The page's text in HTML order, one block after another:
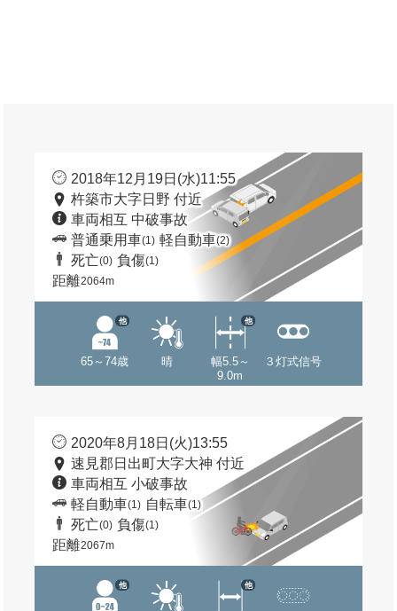
2018年12月19日(水)11:55
杵築市大字日野 付近
車両相互 中破事故
普通乗用車(1) 軽自動車(2)
死亡(0) 負傷(1)
距離2064m
65～74歳
他
晴
幅5.5～
9.0m
他
３灯式信号
2020年8月18日(火)13:55
速見郡日出町大字大神 付近
車両相互 小破事故
軽自動車(1) 自転車(1)
死亡(0) 負傷(1)
距離2067m
他 他